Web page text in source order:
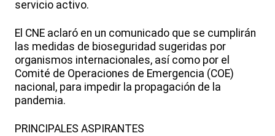
servicio activo.
El CNE aclaró en un comunicado que se cumplirán
las medidas de bioseguridad sugeridas por
organismos internacionales, así como por el
Comité de Operaciones de Emergencia (COE)
nacional, para impedir la propagación de la
pandemia.
PRINCIPALES ASPIRANTES